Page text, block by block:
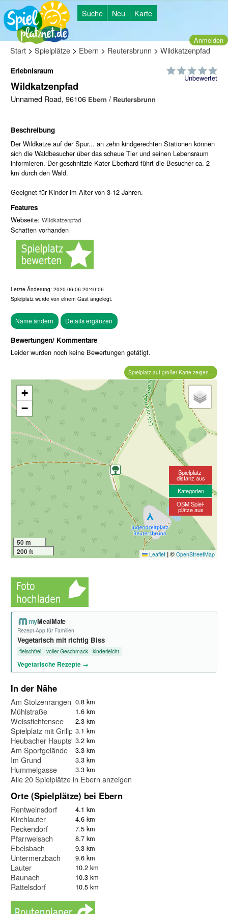
Suche Neu Karte
Anmelden
Start > Spielplätze > Ebern > Reutersbrunn > Wildkatzenpfad
Unbewertet
Erlebnisraum
Wildkatzenpfad
Unnamed Road, 96106 Ebern / Reutersbrunn
Beschreibung
Der Wildkatze auf der Spur... an zehn kindgerechten Stationen können
sich die Waldbesucher über das scheue Tier und seinen Lebensraum
informieren. Der geschnitzte Kater Eberhard führt die Besucher ca. 2
km durch den Wald.
Geeignet für Kinder im Alter von 3-12 Jahren.
Features
Webseite: Wildkatzenpfad
Schatten vorhanden
Letzte Änderung: 2020-06-06 20:40:06
Spielplatz wurde von einem Gast angelegt.
Bewertungen/ Kommentare
Leider wurden noch keine Bewertungen getätigt.
Spielplatz auf großer Karte zeigen...
+
−
50 m
200 ft
Leaflet |© OpenStreetMap
Spielplatz-
distanz aus
Kategorien
OSM Spiel-
plätze aus
myMealMate
Rezept-App für Familien
Vegetarisch mit richtig Biss
fleischfrei voller Geschmack kinderleicht
Vegetarische Rezepte →
In der Nähe
Am Stolzenrangen 0.8 km
Mühlstraße 1.6 km
Weissfichtensee 2.3 km
Spielplatz mit Grillplatz3.1 km
Heubacher Hauptstraße
3.2 km
Am Sportgelände 3.3 km
Im Grund 3.3 km
Hummelgasse 3.3 km
Alle 20 Spielplätze in Ebern anzeigen
Orte (Spielplätze) bei Ebern
Rentweinsdorf 4.1 km
Kirchlauter 4.6 km
Reckendorf 7.5 km
Pfarrweisach 8.7 km
Ebelsbach 9.3 km
Untermerzbach 9.6 km
Lauter 10.2 km
Baunach 10.3 km
Rattelsdorf 10.5 km